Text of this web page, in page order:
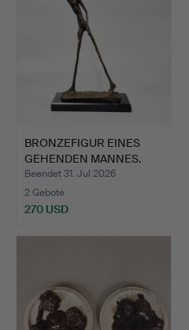
BRONZEFIGUR EINES
GEHENDEN MANNES.
Beendet 31. Jul 2026
2 Gebote
270 USD